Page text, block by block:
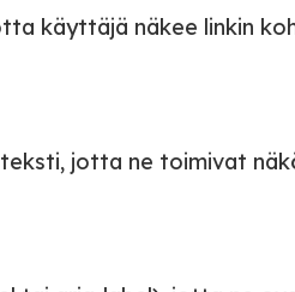
käyttäjä näkee linkin
jotta ne toimivat